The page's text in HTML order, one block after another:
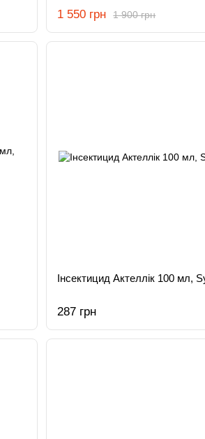
1 900 грн
1 550 грн
Інсектицид Актеллік 100 мл,
287 грн